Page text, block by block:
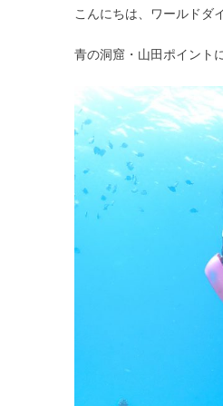
こんにちは、ワールドダ
青の洞窟・山田ポイント